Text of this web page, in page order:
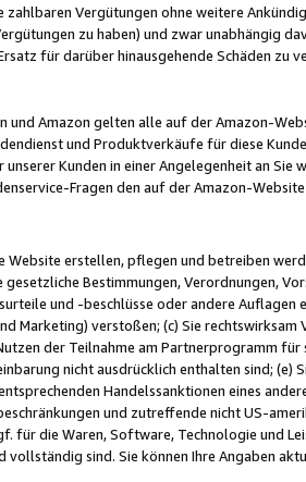
zahlbaren Vergütungen ohne weitere
zu haben) und zwar unabhängig
für darüber hinausgehende Schäden zu
und Amazon gelten alle auf der Amazon-
und Produktverkäufe für diese
Kunden in einer Angelegenheit an Sie
Fragen den auf der Amazon-
Website erstellen, pflegen und betreiben
Bestimmungen, Verordnungen,
und -beschlüsse oder andere Auflagen
Marketing) verstoßen; (c) Sie rechtswirksam
der Teilnahme am Partnerprogramm für
nicht ausdrücklich enthalten sind; (e)
Handelssanktionen eines
und zutreffende nicht US-
für die Waren, Software, Technologie und
sind. Sie können Ihre Angaben